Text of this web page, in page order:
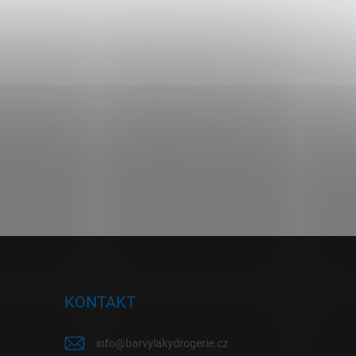
KONTAKT
info@barvylakydrogerie.cz